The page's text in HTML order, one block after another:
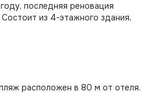
последняя реновация
из 4-этажного здания,
расположен в 80 м от отеля.